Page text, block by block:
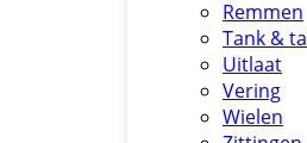
Remmen
Tank &
Uitlaat
Vering
Wielen